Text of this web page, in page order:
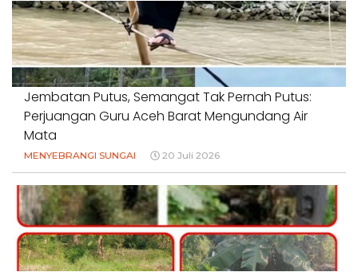
Jembatan Putus, Semangat Tak Pernah Putus:
Perjuangan Guru Aceh Barat Mengundang Air
Mata
MENYEBRANGI SUNGAI 20 Juli 2026